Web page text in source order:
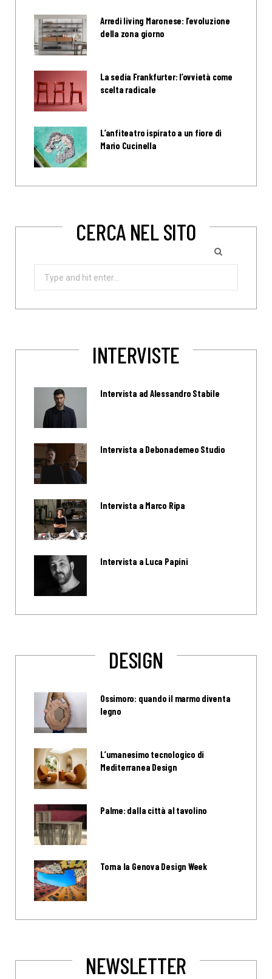
Arredi living Maronese: l’evoluzione
della zona giorno
La sedia Frankfurter: l’ovvietà come
scelta radicale
L’anfiteatro ispirato a un fiore di
Mario Cucinella
CERCA NEL SITO
INTERVISTE
Intervista ad Alessandro Stabile
Intervista a Debonademeo Studio
Intervista a Marco Ripa
Intervista a Luca Papini
DESIGN
Ossimoro: quando il marmo diventa
legno
L’umanesimo tecnologico di
Mediterranea Design
Palme: dalla città al tavolino
Torna la Genova Design Week
NEWSLETTER